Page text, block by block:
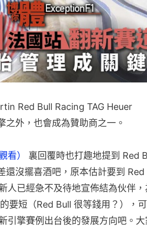
Red Bull Racing TAG Heuer
外，也會成為贊助商之一。
看） 裏回覆時也打趣地提到 Red
沒擺喜酒吧，原本估計要到 Red
人已經急不及待地宣佈結為伙伴，
要短（Red Bull 很等錢用？），
引擎賽例出台後的發展方向吧。大